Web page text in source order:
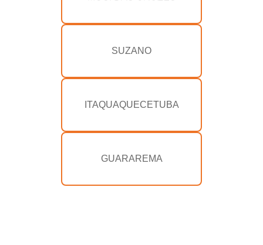
SUZANO
ITAQUAQUECETUBA
GUARAREMA